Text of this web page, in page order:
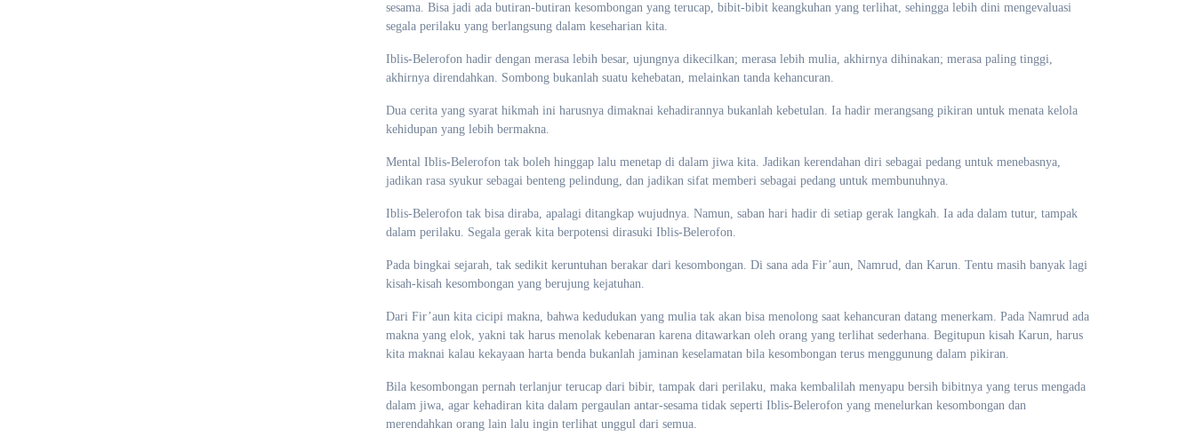
sesama. Bisa jadi ada butiran-butiran kesombongan yang terucap, bibit-bibit keangkuhan yang terlihat, sehingga lebih dini mengevaluasi
segala perilaku yang berlangsung dalam keseharian kita.
Iblis-Belerofon hadir dengan merasa lebih besar, ujungnya dikecilkan; merasa lebih mulia, akhirnya dihinakan; merasa paling tinggi,
akhirnya direndahkan. Sombong bukanlah suatu kehebatan, melainkan tanda kehancuran.
Dua cerita yang syarat hikmah ini harusnya dimaknai kehadirannya bukanlah kebetulan. Ia hadir merangsang pikiran untuk menata kelola
kehidupan yang lebih bermakna.
Mental Iblis-Belerofon tak boleh hinggap lalu menetap di dalam jiwa kita. Jadikan kerendahan diri sebagai pedang untuk menebasnya,
jadikan rasa syukur sebagai benteng pelindung, dan jadikan sifat memberi sebagai pedang untuk membunuhnya.
Iblis-Belerofon tak bisa diraba, apalagi ditangkap wujudnya. Namun, saban hari hadir di setiap gerak langkah. Ia ada dalam tutur, tampak
dalam perilaku. Segala gerak kita berpotensi dirasuki Iblis-Belerofon.
Pada bingkai sejarah, tak sedikit keruntuhan berakar dari kesombongan. Di sana ada Fir’aun, Namrud, dan Karun. Tentu masih banyak lagi
kisah-kisah kesombongan yang berujung kejatuhan.
Dari Fir’aun kita cicipi makna, bahwa kedudukan yang mulia tak akan bisa menolong saat kehancuran datang menerkam. Pada Namrud ada
makna yang elok, yakni tak harus menolak kebenaran karena ditawarkan oleh orang yang terlihat sederhana. Begitupun kisah Karun, harus
kita maknai kalau kekayaan harta benda bukanlah jaminan keselamatan bila kesombongan terus menggunung dalam pikiran.
Bila kesombongan pernah terlanjur terucap dari bibir, tampak dari perilaku, maka kembalilah menyapu bersih bibitnya yang terus mengada
dalam jiwa, agar kehadiran kita dalam pergaulan antar-sesama tidak seperti Iblis-Belerofon yang menelurkan kesombongan dan
merendahkan orang lain lalu ingin terlihat unggul dari semua.